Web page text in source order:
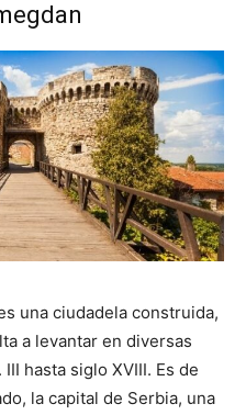
una ciudadela construida,
a levantar en diversas
hasta siglo XVIII. Es de
la capital de Serbia, una